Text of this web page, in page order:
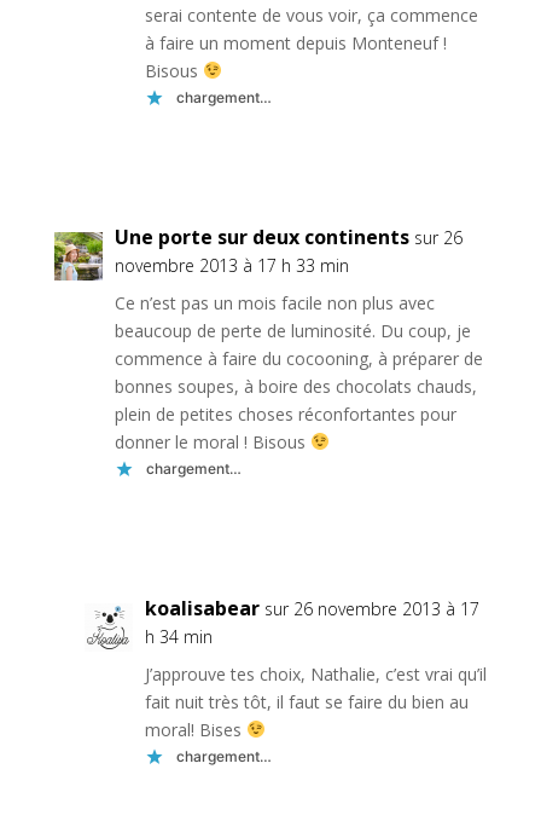
serai contente de vous voir, ça commence
à faire un moment depuis Monteneuf !
Bisous
chargement…
Une porte sur deux continents sur 26
novembre 2013 à 17 h 33 min
Ce n’est pas un mois facile non plus avec
beaucoup de perte de luminosité. Du coup, je
commence à faire du cocooning, à préparer de
bonnes soupes, à boire des chocolats chauds,
plein de petites choses réconfortantes pour
donner le moral ! Bisous
chargement…
koalisabear sur 26 novembre 2013 à 17
h 34 min
J’approuve tes choix, Nathalie, c’est vrai qu’il
fait nuit très tôt, il faut se faire du bien au
moral! Bises
chargement…